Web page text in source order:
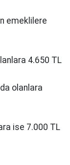
emeklilere
4.650 TL
olanlara
ise 7.000 TL